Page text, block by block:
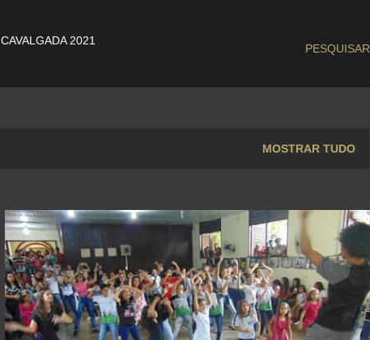
PESQUISAR
CAVALGADA 2021
MOSTRAR TUDO